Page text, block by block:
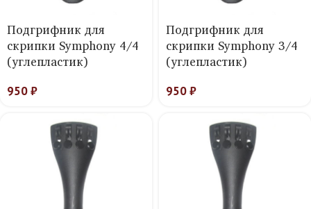
Подгрифник для
скрипки Symphony 4/4
(углепластик)
950₽
Подгрифник для
скрипки Symphony 3/4
(углепластик)
950₽